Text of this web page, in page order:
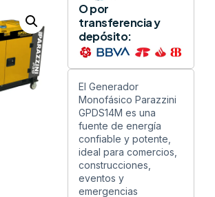
O por
transferencia y
depósito:
El Generador
Monofásico Parazzini
GPDS14M es una
fuente de energía
confiable y potente,
ideal para comercios,
construcciones,
eventos y
emergencias